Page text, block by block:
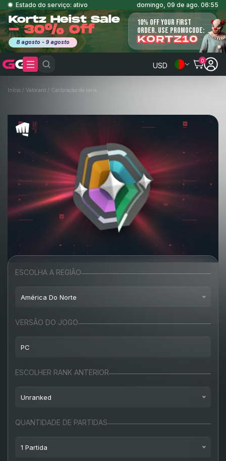
Estado do serviço: ativo domingo, 09 de ago. 06:55
Kortz Heist Sale
- 30% Off
8 agosto - 9 agosto
10% OFF YOUR FIRST
ORDER. USE PROMOCODE:
KORTZ10
USD
0
Início / Valorant / Calibração de rank
ESCOLHA A REGIÃO
América Do Norte
América do Norte
VERSÃO DO JOGO
PC
PC
ESCOLHER RANK ANTERIOR
Unranked
Unranked
QUANTIDADE DE PARTIDAS
1 Partida